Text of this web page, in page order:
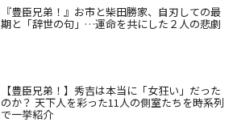
『豊臣兄弟！』お市と柴田勝家、自刃しての最
期と「辞世の句」…運命を共にした２人の悲劇
【豊臣兄弟！】秀吉は本当に「女狂い」だった
のか？ 天下人を彩った11人の側室たちを時系列
で一挙紹介